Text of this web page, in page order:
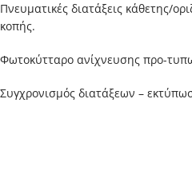
Πνευματικές διατάξεις κάθετης/
κοπής.
Φωτοκύτταρο ανίχνευσης προ-
Συγχρονισμός διατάξεων –